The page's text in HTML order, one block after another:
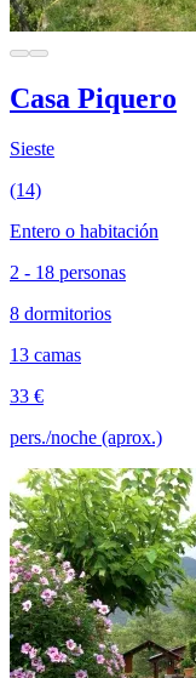
Casa Piquero
Sieste
(14)
Entero o habitación
2 - 18 personas
8 dormitorios
13 camas
33 €
pers./noche (aprox.)